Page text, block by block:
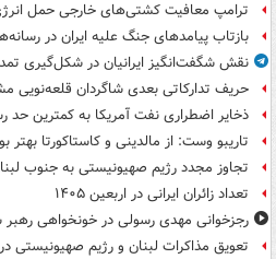
ترامپ معافیت کشتی‌های خارجی حمل انرژی
بازتاب پیامدهای جنگ علیه ایران در
نقش شگفت‌انگیز ایرانیان در شکل‌گیری
حریف تدارکاتی بعدی شاگردان
ذخایر اضطراری نفت آمریکا به کمترین حد
تاریبو وست: از مالدینی و کاستاکورتا بهتر
تجاوز مجدد رژیم صهیونیستی به جنوب
تعداد زائران ایرانی در اربعین ۱۴۰۵
رجزخوانی مهدی رسولی در خونخواهی رهبر
تعویق مذاکرات لبنان و رژیم صهیونیستی